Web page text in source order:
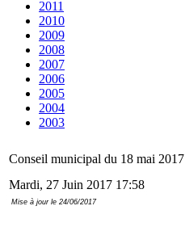
2011
2010
2009
2008
2007
2006
2005
2004
2003
Conseil municipal du 18 mai 2017
Mardi, 27 Juin 2017 17:58
Mise à jour le 24/06/2017